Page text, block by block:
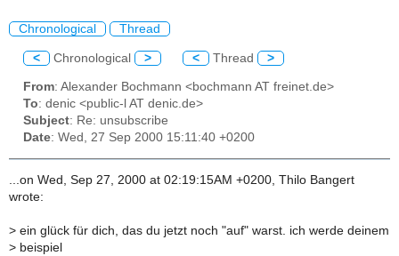
Chronological Thread
< Chronological > < Thread >
From: Alexander Bochmann <bochmann AT freinet.de>
To: denic <public-l AT denic.de>
Subject: Re: unsubscribe
Date: Wed, 27 Sep 2000 15:11:40 +0200
...on Wed, Sep 27, 2000 at 02:19:15AM +0200, Thilo Bangert
wrote:
> ein glück für dich, das du jetzt noch "auf" warst. ich werde deinem
> beispiel